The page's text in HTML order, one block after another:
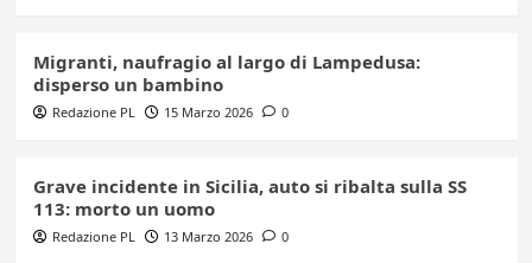
Migranti, naufragio al largo di Lampedusa:
disperso un bambino
Redazione PL 15 Marzo 2026 0
Grave incidente in Sicilia, auto si ribalta sulla SS
113: morto un uomo
Redazione PL 13 Marzo 2026 0